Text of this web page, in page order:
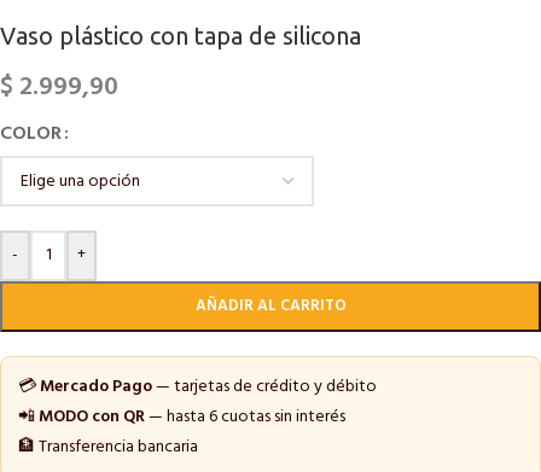
Vaso plástico con tapa de silicona
$ 2.999,90
COLOR
-
+
AÑADIR AL CARRITO
💳Mercado Pago— tarjetas de crédito y débito
📲MODO con QR— hasta 6 cuotas sin interés
🏦 Transferencia bancaria